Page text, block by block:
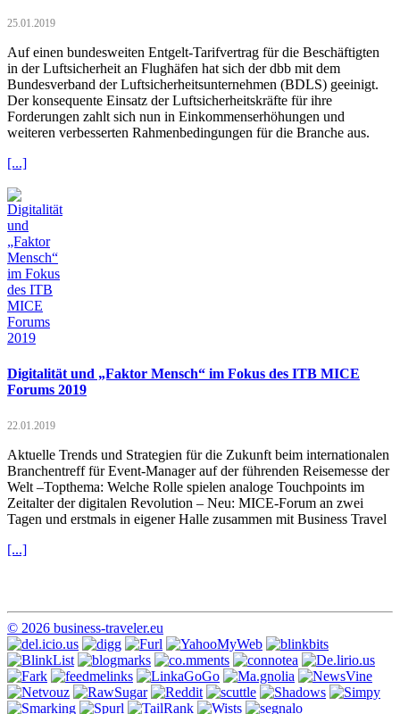
25.01.2019
Auf einen bundesweiten Entgelt-Tarifvertrag für die Beschäftigten
in der Luftsicherheit an Flughäfen hat sich der dbb mit dem
Bundesverband der Luftsicherheitsunternehmen (BDLS) geeinigt.
Der konsequente Einsatz der Luftsicherheitskräfte für ihre
Forderungen zahlt sich nun in Einkommenserhöhungen und
weiteren verbesserten Rahmenbedingungen für die Branche aus.
[...]
Digitalität und „Faktor Mensch“ im Fokus des ITB MICE
Forums 2019
22.01.2019
Aktuelle Trends und Strategien für die Zukunft beim internationalen
Branchentreff für Event-Manager auf der führenden Reisemesse der
Welt –Topthema: Welche Rolle spielen analoge Touchpoints im
Zeitalter der digitalen Revolution – Neu: MICE-Forum an zwei
Tagen und erstmals in eigener Halle zusammen mit Business Travel
[...]
© 2026 business-traveler.eu